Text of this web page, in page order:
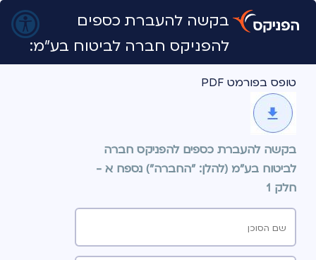
בקשה להעברת כספים
להפניקס חברה לביטוח בע"מ:
טופס בפורמט PDF
חלק 1
שם הסוכן